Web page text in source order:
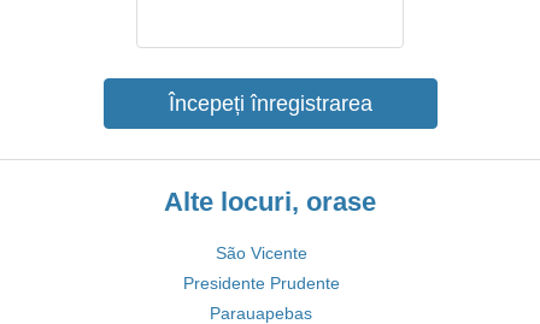
Începeți înregistrarea
Alte locuri, orase
São Vicente
Presidente Prudente
Parauapebas